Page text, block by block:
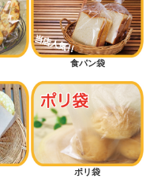
食パン袋
ポリ袋